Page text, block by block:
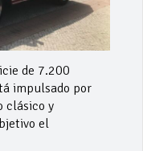
de 7.200
impulsado por
clásico y
el